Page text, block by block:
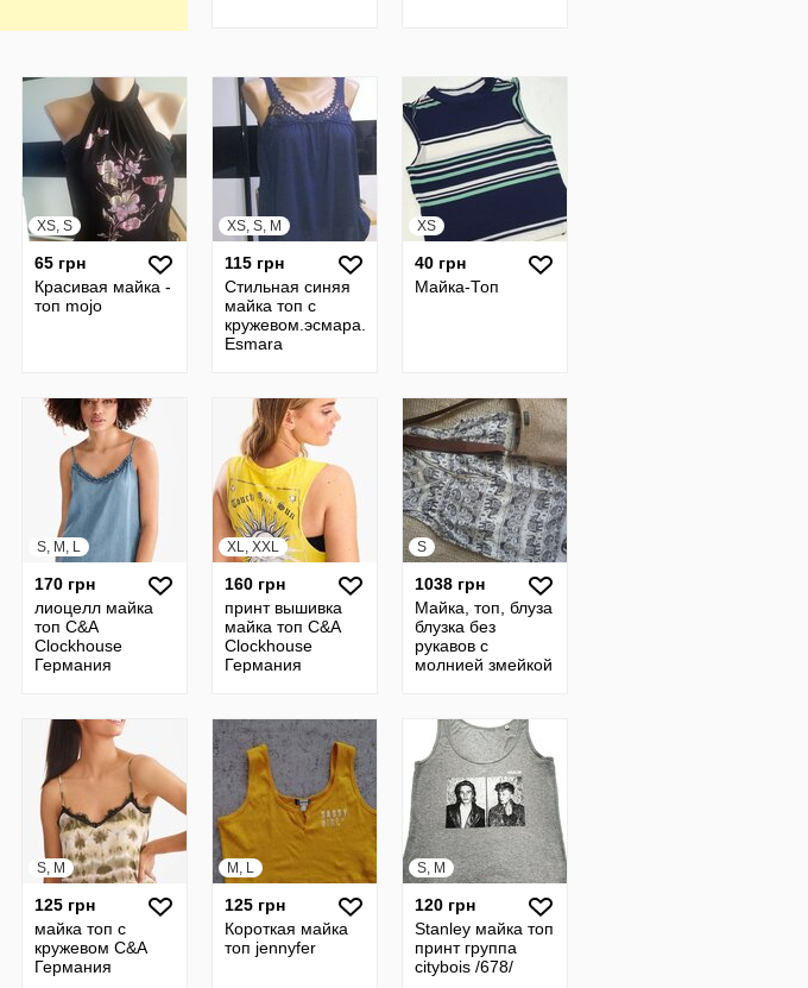
XS, S
65 грн
Красивая майка -
топ mojo
XS, S, M
115 грн
Стильная синяя
майка топ с
кружевом.эсмара.
Esmara
XS
40 грн
Майка-Топ
S, M, L
170 грн
лиоцелл майка
топ C&A
Clockhouse
Германия
XL, XXL
160 грн
принт вышивка
майка топ C&A
Clockhouse
Германия
S
1038 грн
Майка, топ, блуза
блузка без
рукавов с
молнией змейкой
vanilla
S, M
125 грн
майка топ с
кружевом C&A
Германия
M, L
125 грн
Короткая майка
топ jennyfer
S, M
120 грн
Stanley майка топ
принт группа
citybois /678/